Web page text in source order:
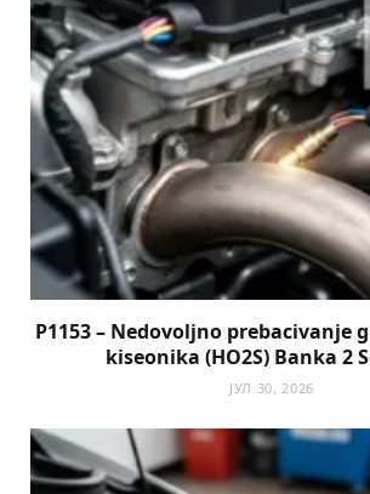
P1153 – Nedovoljno prebacivanje
kiseonika (HO2S) Banka 2
ЈУЛ 30, 2026